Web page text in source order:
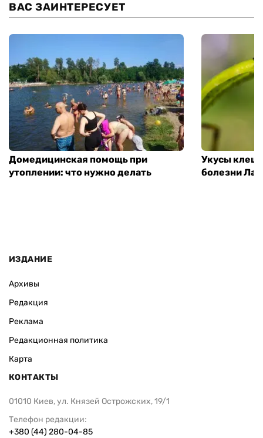
ВАС ЗАИНТЕРЕСУЕТ
Домедицинская помощь при
утоплении: что нужно делать
Укусы
болезни
ИЗДАНИЕ
Архивы
Редакция
Реклама
Редакционная политика
Карта
КОНТАКТЫ
01010 Киев, ул. Князей Острожских, 19/1
Телефон редакции:
+380 (44) 280-04-85